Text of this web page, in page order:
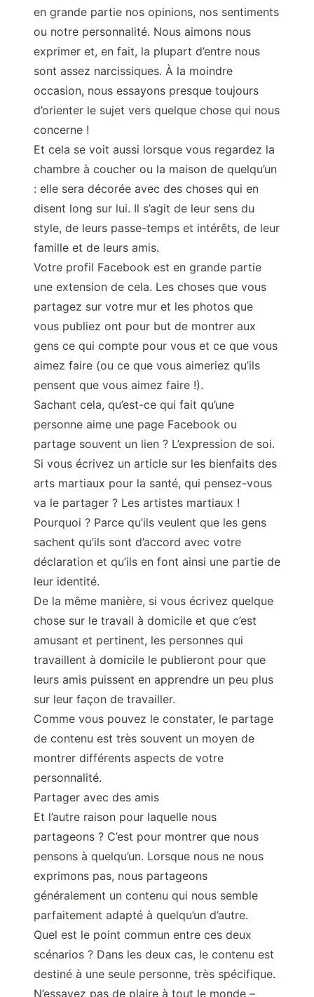
en grande partie nos opinions, nos sentiments
ou notre personnalité. Nous aimons nous
exprimer et, en fait, la plupart d’entre nous
sont assez narcissiques. À la moindre
occasion, nous essayons presque toujours
d’orienter le sujet vers quelque chose qui nous
concerne !
Et cela se voit aussi lorsque vous regardez la
chambre à coucher ou la maison de quelqu’un
: elle sera décorée avec des choses qui en
disent long sur lui. Il s’agit de leur sens du
style, de leurs passe-temps et intérêts, de leur
famille et de leurs amis.
Votre profil Facebook est en grande partie
une extension de cela. Les choses que vous
partagez sur votre mur et les photos que
vous publiez ont pour but de montrer aux
gens ce qui compte pour vous et ce que vous
aimez faire (ou ce que vous aimeriez qu’ils
pensent que vous aimez faire !).
Sachant cela, qu’est-ce qui fait qu’une
personne aime une page Facebook ou
partage souvent un lien ? L’expression de soi.
Si vous écrivez un article sur les bienfaits des
arts martiaux pour la santé, qui pensez-vous
va le partager ? Les artistes martiaux !
Pourquoi ? Parce qu’ils veulent que les gens
sachent qu’ils sont d’accord avec votre
déclaration et qu’ils en font ainsi une partie de
leur identité.
De la même manière, si vous écrivez quelque
chose sur le travail à domicile et que c’est
amusant et pertinent, les personnes qui
travaillent à domicile le publieront pour que
leurs amis puissent en apprendre un peu plus
sur leur façon de travailler.
Comme vous pouvez le constater, le partage
de contenu est très souvent un moyen de
montrer différents aspects de votre
personnalité.
Partager avec des amis
Et l’autre raison pour laquelle nous
partageons ? C’est pour montrer que nous
pensons à quelqu’un. Lorsque nous ne nous
exprimons pas, nous partageons
généralement un contenu qui nous semble
parfaitement adapté à quelqu’un d’autre.
Quel est le point commun entre ces deux
scénarios ? Dans les deux cas, le contenu est
destiné à une seule personne, très spécifique.
N’essayez pas de plaire à tout le monde –